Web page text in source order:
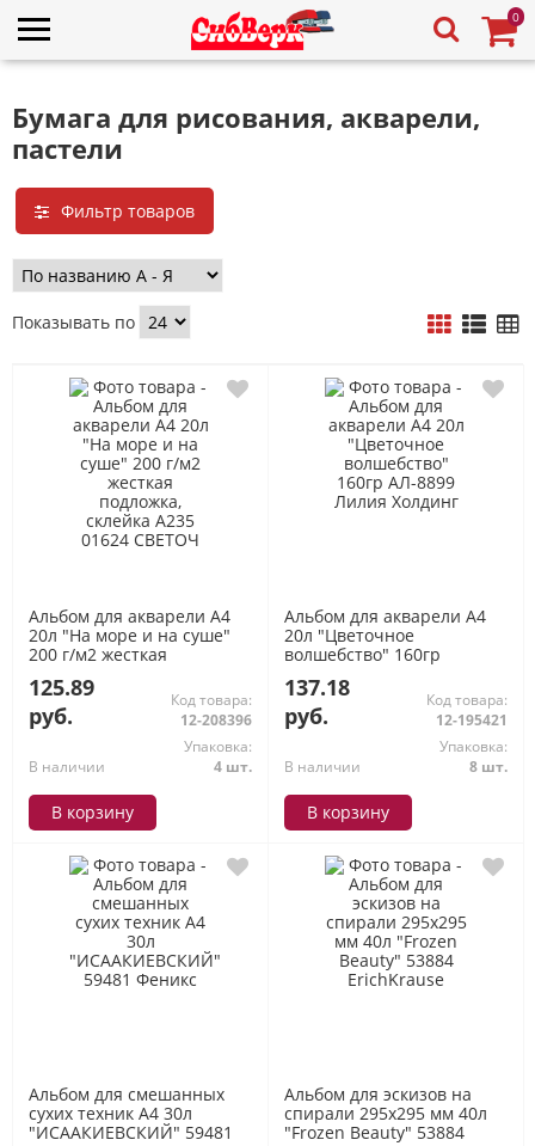
0
Бумага для рисования, акварели,
пастели
Фильтр товаров
Показывать по
Альбом для акварели А4
20л "На море и на суше"
200 г/м2 жесткая
01624 СВЕТОЧ
125.89
руб.
Код товара:
12-208396
В наличии
Упаковка:
4 шт.
В корзину
Альбом для акварели А4
20л "Цветочное
волшебство" 160гр
137.18
руб.
Код товара:
12-195421
В наличии
Упаковка:
8 шт.
В корзину
Альбом для смешанных
сухих техник А4 30л
"ИСААКИЕВСКИЙ" 59481
Альбом для эскизов на
спирали 295х295 мм 40л
"Frozen Beauty" 53884